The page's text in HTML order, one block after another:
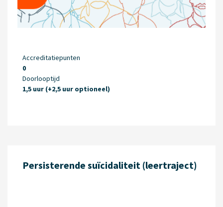
Accreditatiepunten
0
Doorlooptijd
1,5 uur (+2,5 uur optioneel)
Persisterende suïcidaliteit (leertraject)